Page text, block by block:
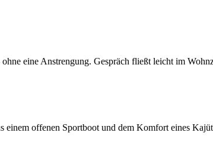
eine Anstrengung. Gespräch fließt leicht im
offenen Sportboot und dem Komfort eines